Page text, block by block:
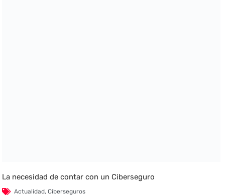
La necesidad de contar con un Ciberseguro
Actualidad,Ciberseguros